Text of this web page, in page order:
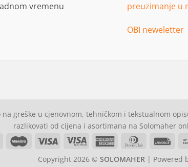
vremenu
preuzimanje u
OBI neweletter
greške u cjenovnom, tehničkom i tekstualnom
razlikovati od cijena i asortimana na Solomaher
MasterCardMaestro Visa
Visa
American Dinners
Copyright 2026 © SOLOMAHER| Powered